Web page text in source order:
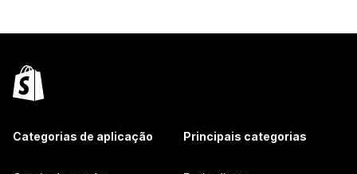
Categorias de aplicação Principais categorias